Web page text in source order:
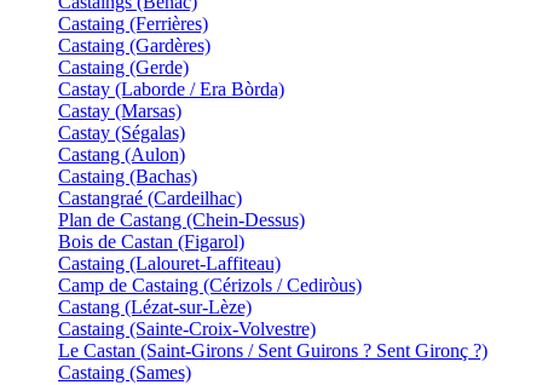
Castaing (Ferrières)
Castaing (Gardères)
Castaing (Gerde)
Castay (Laborde / Era Bòrda)
Castay (Marsas)
Castay (Ségalas)
Castang (Aulon)
Castaing (Bachas)
Castangraé (Cardeilhac)
Plan de Castang (Chein-Dessus)
Bois de Castan (Figarol)
Castaing (Lalouret-Laffiteau)
Camp de Castaing (Cérizols / Cediròus)
Castang (Lézat-sur-Lèze)
Castaing (Sainte-Croix-Volvestre)
Le Castan (Saint-Girons / Sent Guirons ? Sent Gironç ?)
Castaing (Sames)